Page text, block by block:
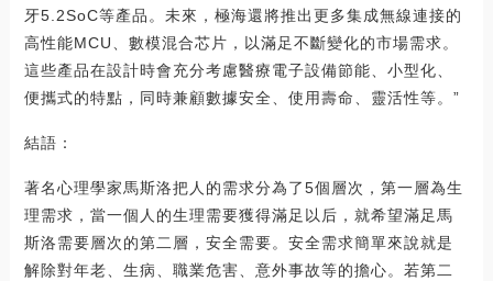
牙5.2SoC等產品。未來，極海還將推出更多集成無線連接的
高性能MCU、數模混合芯片，以滿足不斷變化的市場需求。
這些產品在設計時會充分考慮醫療電子設備節能、小型化、
便攜式的特點，同時兼顧數據安全、使用壽命、靈活性等。”
結語：
著名心理學家馬斯洛把人的需求分為了5個層次，第一層為生
理需求，當一個人的生理需要獲得滿足以后，就希望滿足馬
斯洛需要層次的第二層，安全需要。安全需求簡單來說就是
解除對年老、生病、職業危害、意外事故等的擔心。若第二